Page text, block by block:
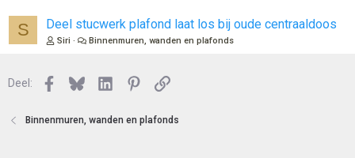
S Deel stucwerk plafond laat los bij oude centraaldoos
Siri Binnenmuren, wanden en plafonds
Deel: Facebook
BlueskyLinkedInPinterest
Link
Binnenmuren, wanden en plafonds